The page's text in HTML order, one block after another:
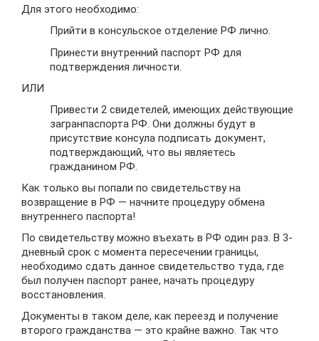
Для этого необходимо:
Прийти в консульское отделение РФ лично.
Принести внутренний паспорт РФ для
подтверждения личности.
ИЛИ
Привести 2 свидетелей, имеющих действующие
загранпаспорта РФ. Они должны будут в
присутствие консула подписать документ,
подтверждающий, что вы являетесь
гражданином РФ.
Как только вы попали по свидетельству на
возвращение в РФ — начните процедуру обмена
внутреннего паспорта!
По свидетельству можно въехать в РФ один раз. В 3-
дневный срок с момента пересечении границы,
необходимо сдать данное свидетельство туда, где
был получен паспорт ранее, начать процедуру
восстановления.
Документы в таком деле, как переезд и получение
второго гражданства — это крайне важно. Так что